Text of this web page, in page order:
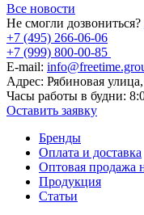
Все новости
Не смогли дозвониться?
+7 (495) 266-06-06
+7 (999) 800-00-85
E-mail:
Адрес: Рябиновая
Часы работы в будни:
Оставить заявку
Бренды
Оплата и доставка
Оптовая продажа
Продукция
Статьи